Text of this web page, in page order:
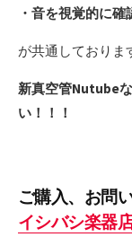
・音を視覚的に
が共通しておりま
新真空管Nutube
い！！！
ご購入、お問
イシバシ楽器